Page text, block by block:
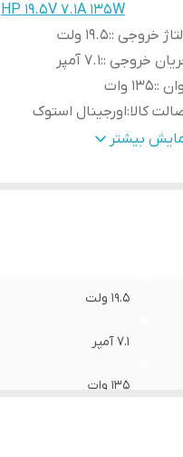
HP 19.5V 7.1A 135W
خروجی ::19.5 ولت
خروجی ::7.1 آمپر
:
:135 وات
کالا:اورجینال استوک
کانکتور : 7.4mm * 5mm بیشتر
19.5 ولت
7.1 آمپر
135 وات